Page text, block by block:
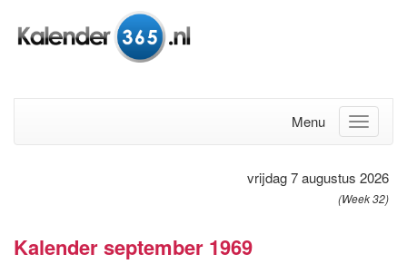
Menu
vrijdag 7 augustus 2026
(Week 32)
Kalender september 1969